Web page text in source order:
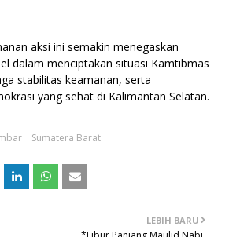
aksi ini semakin menegaskan
dalam menciptakan situasi Kamtibmas
stabilitas keamanan, serta
yang sehat di Kalimantan Selatan.
Sumatera Barat
LEBIH BARU